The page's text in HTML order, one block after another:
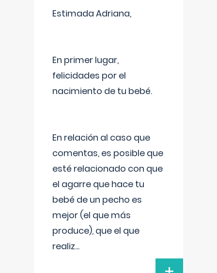
Estimada Adriana,
En primer lugar,
felicidades por el
nacimiento de tu bebé.
En relación al caso que
comentas, es posible que
esté relacionado con que
el agarre que hace tu
bebé de un pecho es
mejor (el que más
produce), que el que
realiz...